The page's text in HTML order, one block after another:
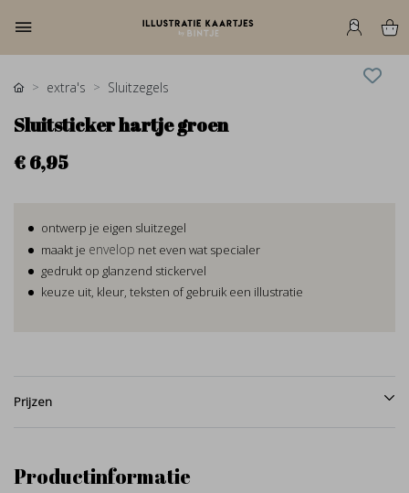
extra's Sluitzegels
Sluitsticker hartje groen
€ 6,95
ontwerp je eigen sluitzegel
maakt je envelop net even wat specialer
gedrukt op glanzend stickervel
keuze uit, kleur, teksten of gebruik een illustratie
Prijzen
Productinformatie